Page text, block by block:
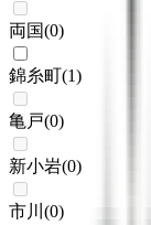
両国(0)
錦糸町(1)
亀戸(0)
新小岩(0)
市川 (0)